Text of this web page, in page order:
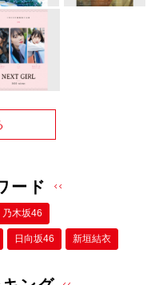
ード
乃木坂46
日向坂46 新垣結衣